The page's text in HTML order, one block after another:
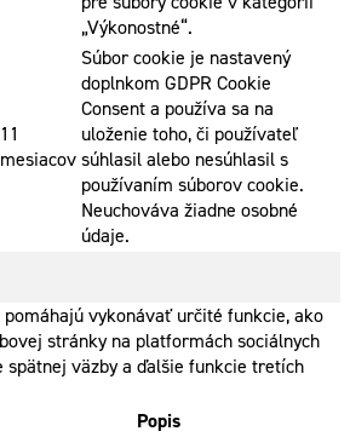
„Výkonostné“.
11
mesiacov
Súbor cookie je nastavený
doplnkom GDPR Cookie
Consent a používa sa na
uloženie toho, či používateľ
súhlasil alebo nesúhlasil s
používaním súborov cookie.
Neuchováva žiadne osobné
údaje.
vykonávať určité funkcie, ako
stránky na platformách sociálnych
spätnej väzby a ďalšie funkcie tretích
Popis